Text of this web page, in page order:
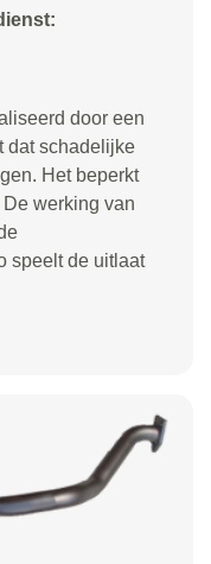
door een
dat schadelijke
Het beperkt
werking van
speelt de uitlaat